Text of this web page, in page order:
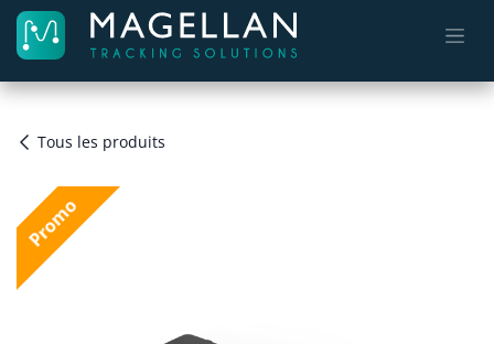
Se rendre au contenu
Tous les produits
Promo